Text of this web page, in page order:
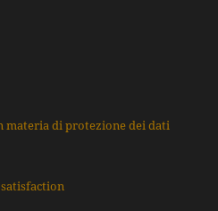
di protezione dei dati